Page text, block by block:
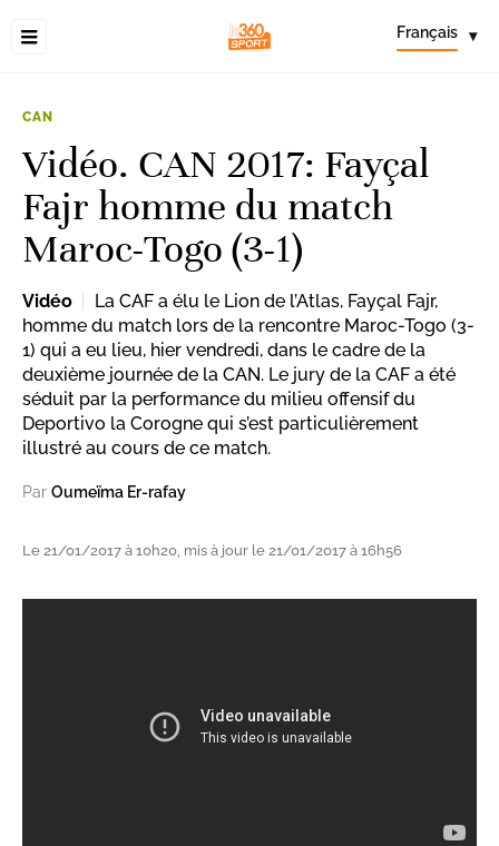
Français ▾
CAN
Vidéo. CAN 2017: Fayçal
Fajr homme du match
Maroc-Togo (3-1)
Vidéo
La CAF a élu le Lion de l’Atlas, Fayçal Fajr,
homme du match lors de la rencontre Maroc-Togo (3-
1) qui a eu lieu, hier vendredi, dans le cadre de la
deuxième journée de la CAN. Le jury de la CAF a été
séduit par la performance du milieu offensif du
Deportivo la Corogne qui s’est particulièrement
illustré au cours de ce match.
Par Oumeïma Er-rafay
Le 21/01/2017 à 10h20, mis à jour le 21/01/2017 à 16h56